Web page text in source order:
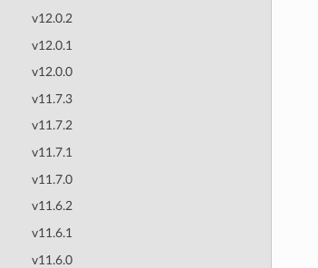
v12.0.2
v12.0.1
v12.0.0
v11.7.3
v11.7.2
v11.7.1
v11.7.0
v11.6.2
v11.6.1
v11.6.0